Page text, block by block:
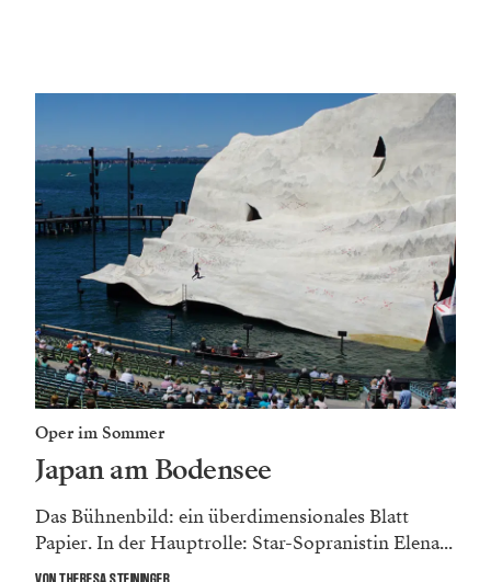
Oper im Sommer
Japan am Bodensee
Das Bühnenbild: ein überdimensionales Blatt
Papier. In der Hauptrolle: Star-Sopranistin Elena...
VON THERESA STEININGER